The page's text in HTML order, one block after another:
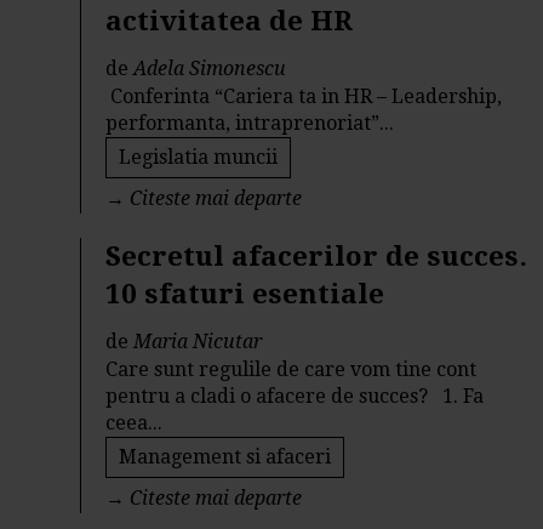
activitatea de HR
deAdela Simonescu
Conferinta “Cariera ta in HR – Leadership,
performanta, intraprenoriat”...
Legislatia muncii
→ Citeste mai departe
Secretul afacerilor de succes.
10 sfaturi esentiale
deMaria Nicutar
Care sunt regulile de care vom tine cont
pentru a cladi o afacere de succes? 1. Fa
ceea...
Management si afaceri
→ Citeste mai departe